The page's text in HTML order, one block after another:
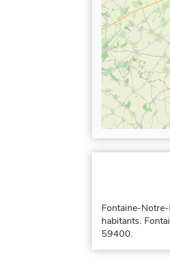
Fontaine-
habitants.
59400.